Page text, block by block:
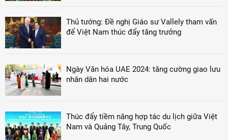
Thủ tướng: Đề nghị Giáo sư Vallely tham vấn
để Việt Nam thúc đẩy tăng trưởng
Ngày Văn hóa UAE 2024: tăng cường giao lưu
nhân dân hai nước
Thúc đẩy tiềm năng hợp tác du lịch giữa Việt
Nam và Quảng Tây, Trung Quốc